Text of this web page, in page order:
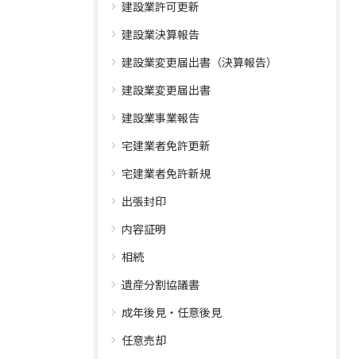
建設業許可更新
建設業決算報告
建設業変更届出書（決算報告）
建設業変更届出書
建設業事業報告
宅建業者免許更新
宅建業者免許新規
出張封印
内容証明
相続
遺産分割協議書
成年後見・任意後見
任意売却